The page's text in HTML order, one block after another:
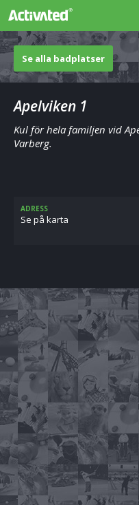
Se alla badplatser
Apelviken 1
Kul för hela familjen vid
Varberg.
ADRESS
Se på karta